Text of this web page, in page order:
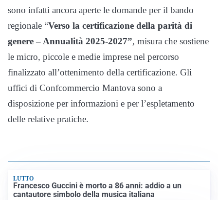
sono infatti ancora aperte le domande per il bando
regionale “Verso la certificazione della parità di
genere – Annualità 2025-2027”, misura che sostiene
le micro, piccole e medie imprese nel percorso
finalizzato all’ottenimento della certificazione. Gli
uffici di Confcommercio Mantova sono a
disposizione per informazioni e per l’espletamento
delle relative pratiche.
LUTTO